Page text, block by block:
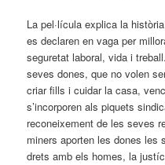
La pel·lícula explica la
es declaren en vaga per
seguretat laboral, vida i
seves dones, que no volen
criar fills i cuidar la casa,
s’incorporen als piquets
reconeixement de les seves
miners aporten les dones les
drets amb els homes, la